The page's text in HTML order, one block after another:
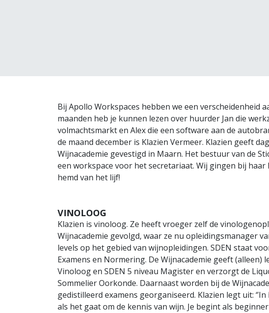
Bij Apollo Workspaces hebben we een verscheidenheid
maanden heb je kunnen lezen over huurder Jan die
volmachtsmarkt en Alex die een software aan de
de maand december is Klazien Vermeer. Klazien geeft
Wijnacademie gevestigd in Maarn. Het bestuur van de
een workspace voor het secretariaat. Wij gingen bij haar
hemd van het lijf!
VINOLOOG
Klazien is vinoloog. Ze heeft vroeger zelf de
Wijnacademie gevolgd, waar ze nu opleidingsmanager
levels op het gebied van wijnopleidingen. SDEN staat
Examens en Normering. De Wijnacademie geeft (alleen)
Vinoloog en SDEN 5 niveau Magister en verzorgt de
Sommelier Oorkonde. Daarnaast worden bij de
gedistilleerd examens georganiseerd. Klazien legt uit:
als het gaat om de kennis van wijn. Je begint als